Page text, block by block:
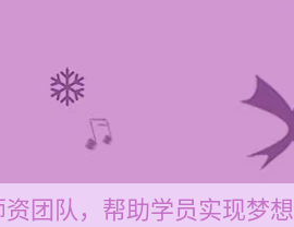
团队，帮助学员实现梦